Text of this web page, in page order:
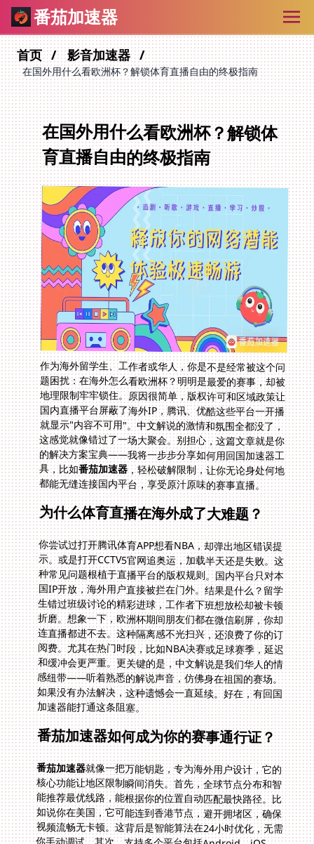
番茄加速器
首页 影音加速器
在国外用什么看欧洲杯？解锁体育直播自由的终极指南
在国外用什么看欧洲杯？解锁体
育直播自由的终极指南
作为海外留学生、工作者或华人，你是不是经常被这个问
题困扰：在海外怎么看欧洲杯？明明是最爱的赛事，却被
地理限制牢牢锁住。原因很简单，版权许可和区域政策让
国内直播平台屏蔽了海外IP，腾讯、优酷这些平台一开播
就显示"内容不可用"。中文解说的激情和氛围全都没了，
这感觉就像错过了一场大聚会。别担心，这篇文章就是你
的解决方案宝典——我将一步步分享如何用回国加速器工
具，比如番茄加速器，轻松破解限制，让你无论身处何地
都能无缝连接国内平台，享受原汁原味的赛事直播。
为什么体育直播在海外成了大难题？
你尝试过打开腾讯体育APP想看NBA，却弹出地区错误提
示。或是打开CCTV5官网追奥运，加载半天还是失败。这
种常见问题根植于直播平台的版权规则。国内平台只对本
国IP开放，海外用户直接被拦在门外。结果是什么？留学
生错过班级讨论的精彩进球，工作者下班想放松却被卡顿
折磨。想象一下，欧洲杯期间朋友们都在微信刷屏，你却
连直播都进不去。这种隔离感不光扫兴，还浪费了你的订
阅费。尤其在热门时段，比如NBA决赛或足球赛季，延迟
和缓冲会更严重。更关键的是，中文解说是我们华人的情
感纽带——听着熟悉的解说声音，仿佛身在祖国的赛场。
如果没有办法解决，这种遗憾会一直延续。好在，有回国
加速器能打通这条阻塞。
番茄加速器如何成为你的赛事通行证？
番茄加速器就像一把万能钥匙，专为海外用户设计，它的
核心功能让地区限制瞬间消失。首先，全球节点分布和智
能推荐最优线路，能根据你的位置自动匹配最快路径。比
如说你在美国，它可能连到香港节点，避开拥堵区，确保
视频流畅无卡顿。这背后是智能算法在24小时优化，无需
你手动调试。其次，支持多个平台包括Android、iOS、
Windows、macOS，一个人多端设备同时用也没问题。
周末你用Mac在家看比赛，出门打开iPhone还能继续追
进度，不中断娱乐节奏。再配上稳定无限流量和智能分流
技术，系统会优先分配回国影音专线，保障直播不断流。
专为体育直播设计的100M独享带宽意味着高清画质不掉